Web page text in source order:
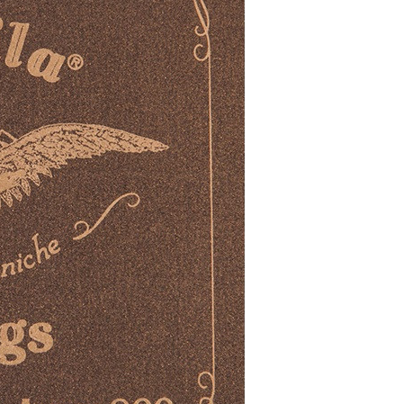
Услуги гитарного мастера
Способы оплаты
Способы доставки
Информация
Пользовательское соглашение
Друзья и
партнеры
О нас
nevemusicshop@gmail.com
+7 (905) 257-13-85
Санкт-Петербург, Большой пр. П.С., 41Б
Контакты
© Интернет-магазин "Необходимые вещи". Г. Санкт-
Петербург. 2021-2026г.
ИП Липатов, ОГРНИП 319784700405682